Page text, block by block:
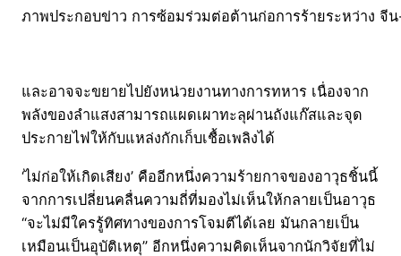
ภาพประกอบข่าว การซ้อมร่วมต่อต้านก่อการร้ายระหว่าง จี
และอาจจะขยายไปยังหน่วยงานทางการทหาร เนื่องจาก
พลังของลำแสงสามารถแผดเผาทะลุผ่านถังแก๊สและจุด
ประกายไฟให้กับแหล่งกักเก็บเชื้อเพลิงได้
‘ไม่ก่อให้เกิดเสียง’ คืออีกหนึ่งความร้ายกาจของอาวุธชิ้นนี้
จากการเปลี่ยนคลื่นความถี่ที่มองไม่เห็นให้กลายเป็นอาวุธ
“จะไม่มีใครรู้ทิศทางของการโจมตีได้เลย มันกลายเป็น
เหมือนเป็นอุบัติเหตุ” อีกหนึ่งความคิดเห็นจากนักวิจัยที่ไม่